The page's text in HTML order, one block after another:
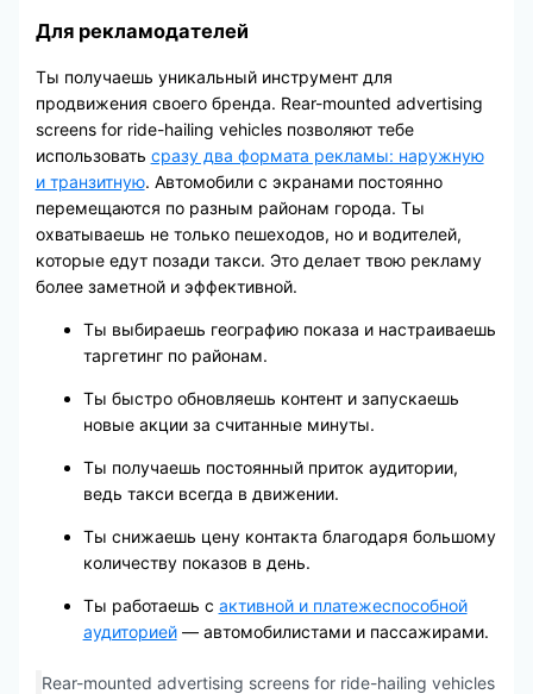
Для рекламодателей
Ты получаешь уникальный инструмент для
продвижения своего бренда. Rear-mounted advertising
screens for ride-hailing vehicles позволяют тебе
использовать сразу два формата рекламы: наружную
и транзитную. Автомобили с экранами постоянно
перемещаются по разным районам города. Ты
охватываешь не только пешеходов, но и водителей,
которые едут позади такси. Это делает твою рекламу
более заметной и эффективной.
Ты выбираешь географию показа и настраиваешь
таргетинг по районам.
Ты быстро обновляешь контент и запускаешь
новые акции за считанные минуты.
Ты получаешь постоянный приток аудитории,
ведь такси всегда в движении.
Ты снижаешь цену контакта благодаря большому
количеству показов в день.
Ты работаешь с активной и платежеспособной
аудиторией— автомобилистами и пассажирами.
Rear-mounted advertising screens for ride-hailing vehicles